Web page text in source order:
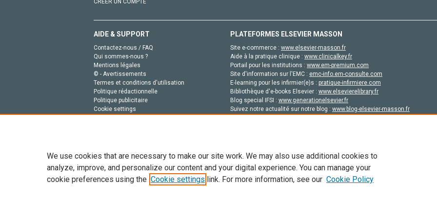
CRÉER UN COMPTE
AIDE & SUPPORT
Contactez-nous / FAQ
Qui sommes-nous ?
Mentions légales
© - Avertissements
Termes et conditions d'utilisation
Politique rédactionnelle
Politique publicitaire
Cookie settings
PLATEFORMES ELSEVIER MASSON
Site e-commerce : www.elsevier-masson.fr
Aide à la pratique clinique : www.clinicalkey.fr
Portail pour les institutions : www.em-premium.com
Site d'information sur l'EMC : emc-info.em-consulte.com
E-learning pour les infirmier(e)s : pratique-infirmiere.com
Bibliothèque d'e-books Elsevier : www.elsevierelibrary.fr
Blog special IFSI : www.generationelsevier.fr
Suivez notre actualité sur notre blog : www.blog-elsevier-masson.fr
Tout le contenu de ce site: Copyright © 2026 Elsevier, ses concédants de licence et ses contributeurs. Tout les droits sont réservés,
de données, a la formation en IA et aux technologies similaires. Pour tout contenu en libre accès, les conditions de licence
We use cookies that are necessary to make our site work. We may also use additional cookies to
analyze, improve, and personalize our content and your digital experience. You can manage your
cookie preferences using the Cookie settings link. For more information, see our Cookie Policy